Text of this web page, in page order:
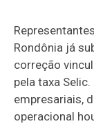
Rondônia já
correção
pela taxa
empresariais,
operacional